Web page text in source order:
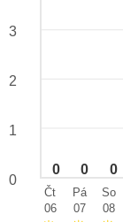
0 0 0
3
2
1
0
Čt
06
Pá
07
So
08